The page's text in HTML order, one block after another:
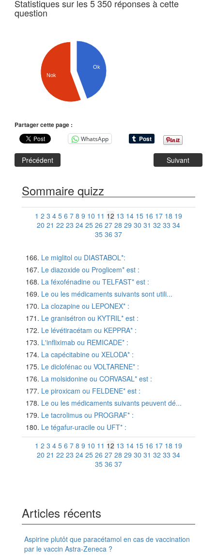
Statistiques sur les 5 350 réponses à cette
question
Ok
Nok
Partager cette page :
WhatsApp
Précédent Suivant
Sommaire quizz
1 2 3 4 5 6 7 8 9 10 11 12 13 14 15 16 17 18 19
20 21 22 23 24 25 26 27 28 29 30 31 32 33 34
35 36 37
Le miglitol ou DIASTABOL*:
Le diazoxide ou Proglicem* est :
La féxofénadine ou TELFAST* est :
Le ou les médicaments suivants sont utili...
La clozapine ou LEPONEX* :
Le granisétron ou KYTRIL* est :
Le lévétiracétam ou KEPPRA* :
L'infliximab ou REMICADE* :
La capécitabine ou XELODA* :
Le diclofénac ou VOLTARENE* :
La molsidonine ou CORVASAL* est :
Le piroxicam ou FELDENE* est :
Le ou les médicaments suivants peuvent dé...
Le tacrolimus ou PROGRAF* :
Le tégafur-uracile ou UFT* :
1 2 3 4 5 6 7 8 9 10 11 12 13 14 15 16 17 18 19
20 21 22 23 24 25 26 27 28 29 30 31 32 33 34
35 36 37
Articles récents
Aspirine plutôt que paracétamol en cas de vaccination
par le vaccin Astra-Zeneca ?